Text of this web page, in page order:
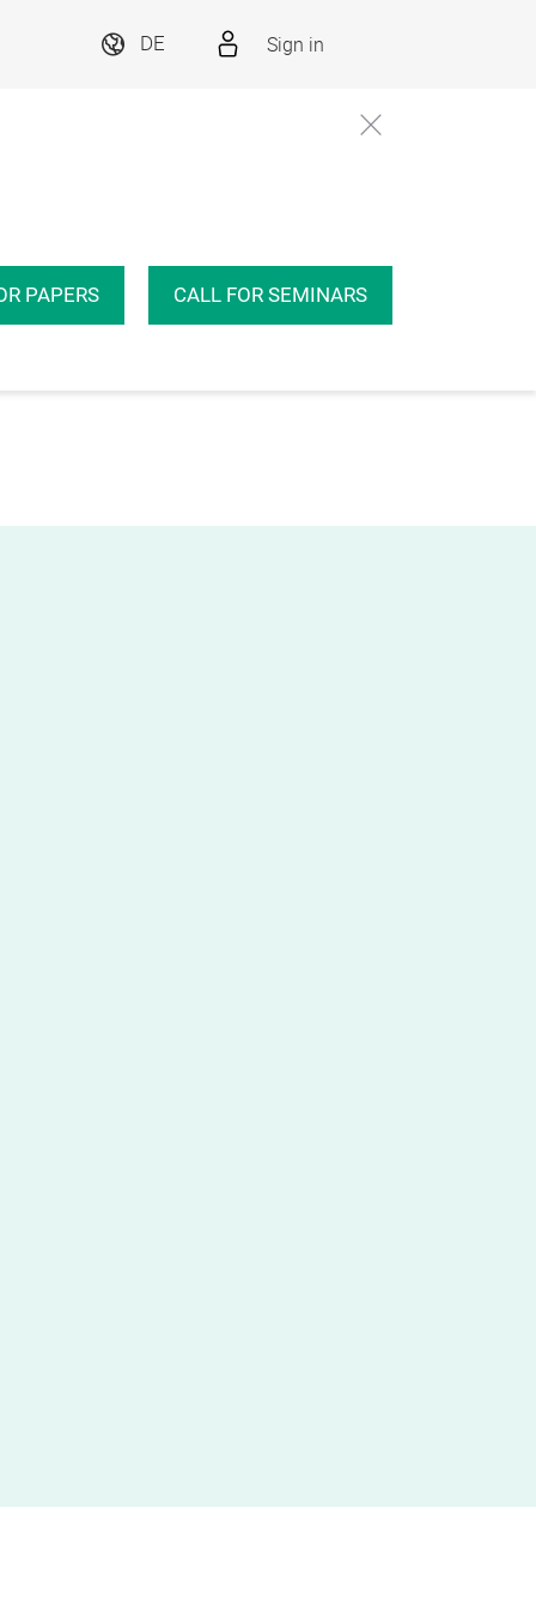
DE Sign in
PAPERS CALL FOR SEMINARS